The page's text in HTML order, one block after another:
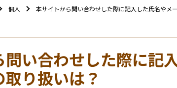
個人 本サイトから問い合わせした際に記入した氏名やメ
い合わせした際に記
り扱いは？